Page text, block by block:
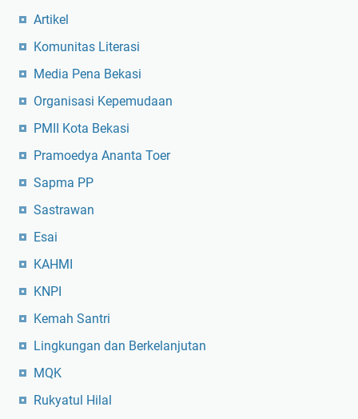
Artikel
Komunitas Literasi
Media Pena Bekasi
Organisasi Kepemudaan
PMII Kota Bekasi
Pramoedya Ananta Toer
Sapma PP
Sastrawan
Esai
KAHMI
KNPI
Kemah Santri
Lingkungan dan Berkelanjutan
MQK
Rukyatul Hilal